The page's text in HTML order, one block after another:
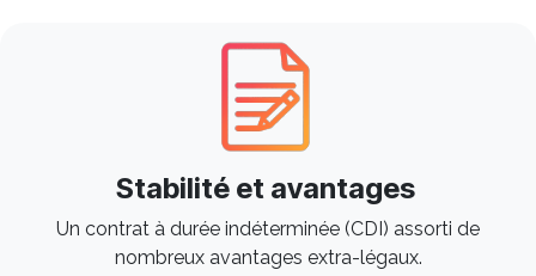
Stabilité et avantages
Un contrat à durée indéterminée (CDI) assorti de
nombreux avantages extra-légaux.